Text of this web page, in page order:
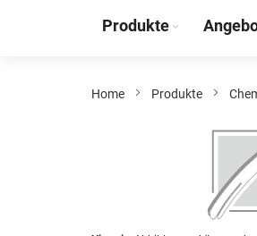
Produkte
Home Produkte